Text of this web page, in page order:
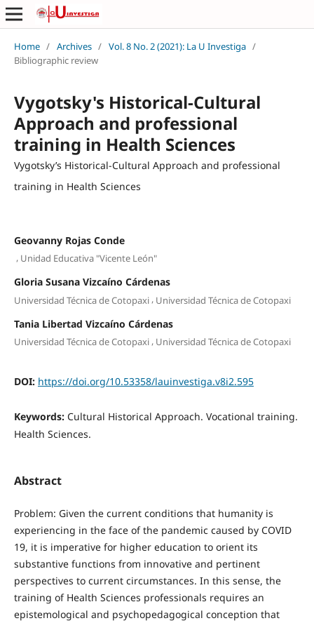
Home / Archives / Vol. 8 No. 2 (2021): La U Investiga /
Bibliographic review
Vygotsky's Historical-Cultural
Approach and professional
training in Health Sciences
Vygotsky’s Historical-Cultural Approach and professional
training in Health Sciences
Geovanny Rojas Conde
, Unidad Educativa "Vicente León"
Gloria Susana Vizcaíno Cárdenas
Universidad Técnica de Cotopaxi, Universidad Técnica de Cotopaxi
Tania Libertad Vizcaíno Cárdenas
Universidad Técnica de Cotopaxi, Universidad Técnica de Cotopaxi
DOI: https://doi.org/10.53358/lauinvestiga.v8i2.595
Keywords: Cultural Historical Approach. Vocational training.
Health Sciences.
Abstract
Problem: Given the current conditions that humanity is
experiencing in the face of the pandemic caused by COVID
19, it is imperative for higher education to orient its
substantive functions from innovative and pertinent
perspectives to current circumstances. In this sense, the
training of Health Sciences professionals requires an
epistemological and psychopedagogical conception that